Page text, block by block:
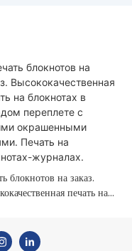
блокнотов на заказ.
печать на
на блокнотах-журналах.